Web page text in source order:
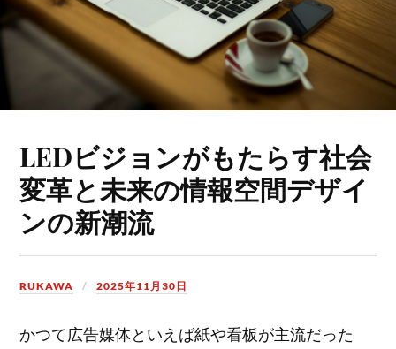
LEDビジョンがもたらす社会
変革と未来の情報空間デザイ
ンの新潮流
RUKAWA 2025年11月30日
かつて広告媒体といえば紙や看板が主流だった